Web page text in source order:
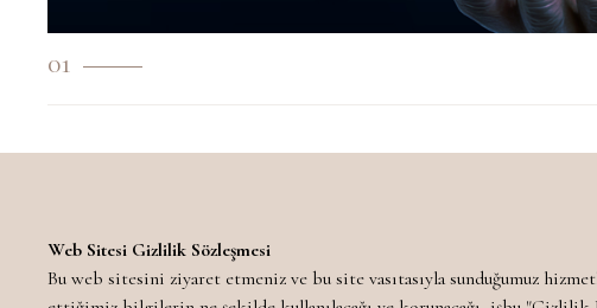
01
Web Sitesi Gizlilik Sözleşmesi
Bu web sitesini ziyaret etmeniz ve bu site vasıtasıyla sunduğumuz